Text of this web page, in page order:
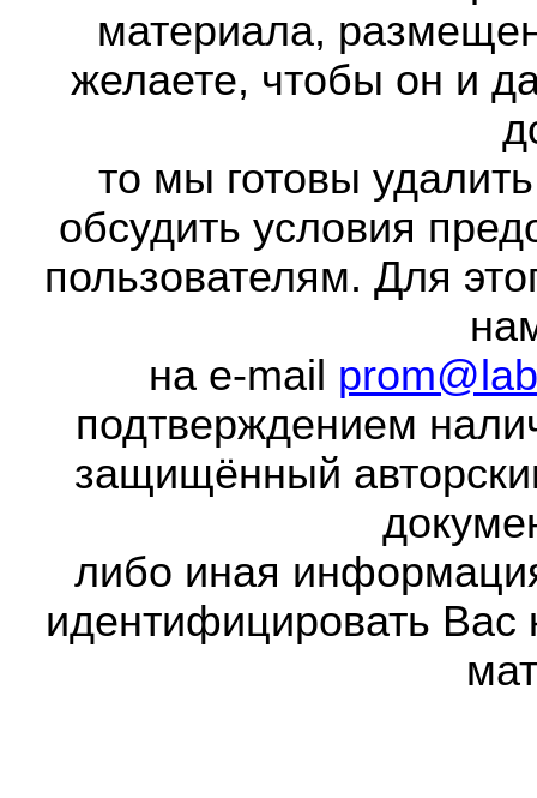
материала,
желаете, чтобы он и
то мы готовы
обсудить условия
пользователям. Для
на e-mail
подтверждением
защищённый
либо иная
идентифицировать Вас